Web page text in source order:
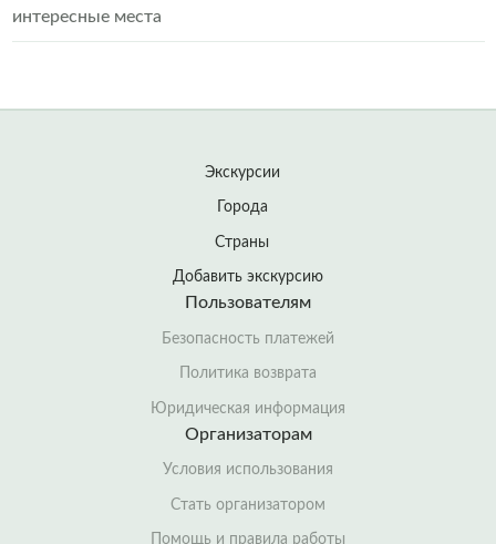
интересные места
Экскурсии
Города
Страны
Добавить экскурсию
Пользователям
Безопасность платежей
Политика возврата
Юридическая информация
Организаторам
Условия использования
Стать организатором
Помощь и правила работы